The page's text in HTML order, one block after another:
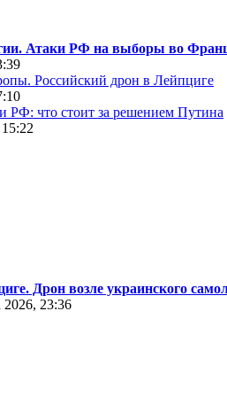
Атаки РФ на выборы во
Российский дрон в Лейпциге
РФ: что стоит за решением Путина
Дрон возле украинского
23:36